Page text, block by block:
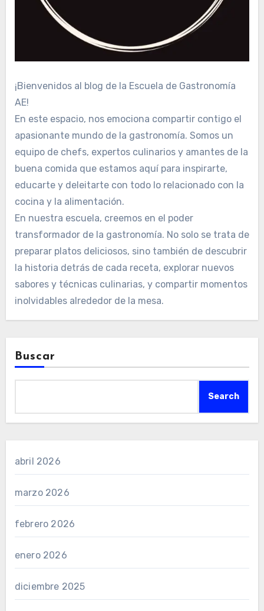
¡Bienvenidos al blog de la Escuela de Gastronomía
AE!
En este espacio, nos emociona compartir contigo el
apasionante mundo de la gastronomía. Somos un
equipo de chefs, expertos culinarios y amantes de la
buena comida que estamos aquí para inspirarte,
educarte y deleitarte con todo lo relacionado con la
cocina y la alimentación.
En nuestra escuela, creemos en el poder
transformador de la gastronomía. No solo se trata de
preparar platos deliciosos, sino también de descubrir
la historia detrás de cada receta, explorar nuevos
sabores y técnicas culinarias, y compartir momentos
inolvidables alrededor de la mesa.
Buscar
Search
abril 2026
marzo 2026
febrero 2026
enero 2026
diciembre 2025